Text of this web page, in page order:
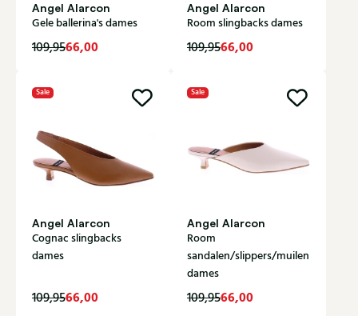
Angel Alarcon
Gele ballerina's dames
109,9566,00
Angel Alarcon
Room slingbacks dames
109,9566,00
Sale
Angel Alarcon
Cognac slingbacks
dames
109,9566,00
Sale
Angel Alarcon
Room
sandalen/slippers/muilen
dames
109,9566,00